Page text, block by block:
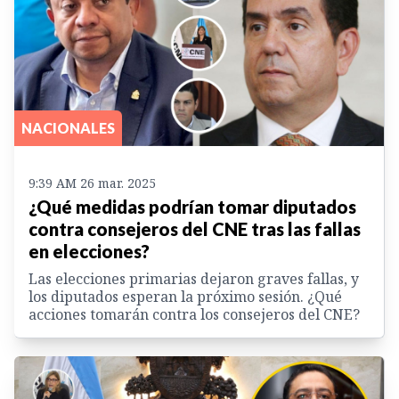
NACIONALES
9:39 AM 26 mar. 2025
¿Qué medidas podrían tomar diputados
contra consejeros del CNE tras las fallas
en elecciones?
Las elecciones primarias dejaron graves fallas, y
los diputados esperan la próximo sesión. ¿Qué
acciones tomarán contra los consejeros del CNE?